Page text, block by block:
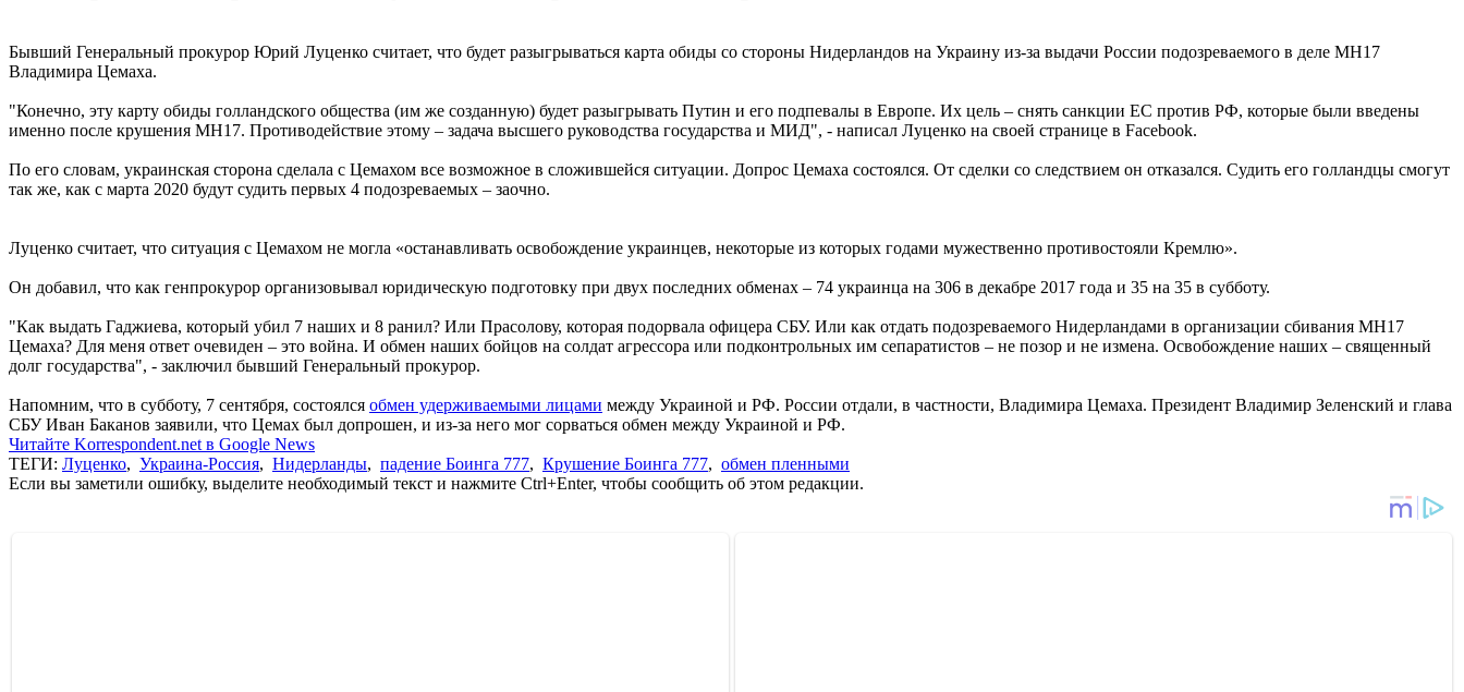
Бывший Генеральный прокурор Юрий Луценко считает, что будет разыгрываться карта обиды со стороны Нидерландов на Украину из-за выдачи России подозреваемого в деле МН17
Владимира Цемаха.
"Конечно, эту карту обиды голландского общества (им же созданную) будет разыгрывать Путин и его подпевалы в Европе. Их цель – снять санкции ЕС против РФ, которые были введены
именно после крушения МН17. Противодействие этому – задача высшего руководства государства и МИД", - написал Луценко на своей странице в Facebook.
По его словам, украинская сторона сделала с Цемахом все возможное в сложившейся ситуации. Допрос Цемаха состоялся. От сделки со следствием он отказался. Судить его голландцы смогут
так же, как с марта 2020 будут судить первых 4 подозреваемых – заочно.
Луценко считает, что ситуация с Цемахом не могла «останавливать освобождение украинцев, некоторые из которых годами мужественно противостояли Кремлю».
Он добавил, что как генпрокурор организовывал юридическую подготовку при двух последних обменах – 74 украинца на 306 в декабре 2017 года и 35 на 35 в субботу.
"Как выдать Гаджиева, который убил 7 наших и 8 ранил? Или Прасолову, которая подорвала офицера СБУ. Или как отдать подозреваемого Нидерландами в организации сбивания МН17
Цемаха? Для меня ответ очевиден – это война. И обмен наших бойцов на солдат агрессора или подконтрольных им сепаратистов – не позор и не измена. Освобождение наших – священный
долг государства", - заключил бывший Генеральный прокурор.
Напомним, что в субботу, 7 сентября, состоялся обмен удерживаемыми лицами между Украиной и РФ. России отдали, в частности, Владимира Цемаха. Президент Владимир Зеленский и глава
СБУ Иван Баканов заявили, что Цемах был допрошен, и из-за него мог сорваться обмен между Украиной и РФ.
Читайте Korrespondent.net в Google News
ТЕГИ: Луценко, Украина-Россия, Нидерланды, падение Боинга 777, Крушение Боинга 777, обмен пленными
Если вы заметили ошибку, выделите необходимый текст и нажмите Ctrl+Enter, чтобы сообщить об этом редакции.